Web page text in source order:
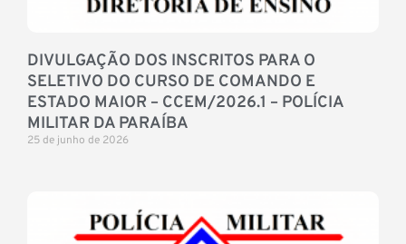
DIVULGAÇÃO DOS INSCRITOS PARA O
SELETIVO DO CURSO DE COMANDO E
ESTADO MAIOR – CCEM/2026.1 – POLÍCIA
MILITAR DA PARAÍBA
25 de junho de 2026